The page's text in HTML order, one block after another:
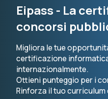
Eipass - La
concorsi
Migliora le tue
certificazione
internazionalmente.
Ottieni punteggio per i
Rinforza il tuo